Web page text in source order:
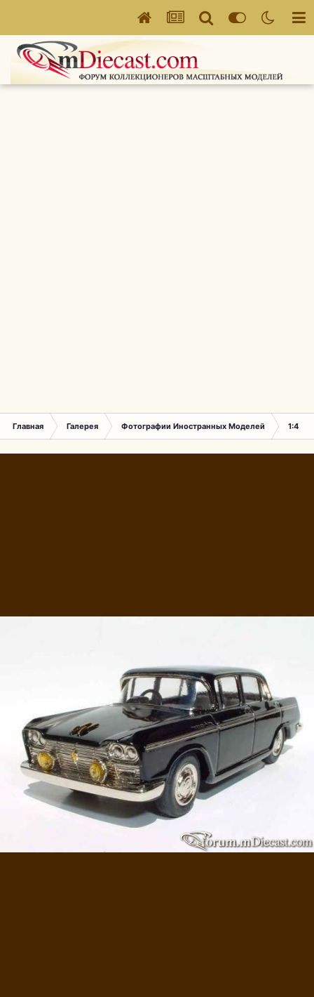
Главная Галерея Фотографии Иностранных Моделей 1:43